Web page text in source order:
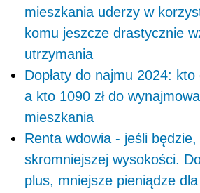
mieszkania uderzy w
komu jeszcze drastycznie
utrzymania
Dopłaty do najmu 2024: kto
a kto 1090 zł do
mieszkania
Renta wdowia - jeśli
skromniejszej wysokości.
plus, mniejsze pieniądze